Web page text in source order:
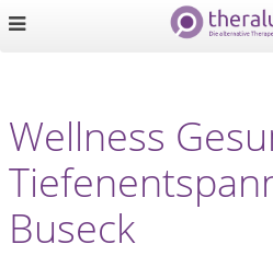
Wellness
Buseck